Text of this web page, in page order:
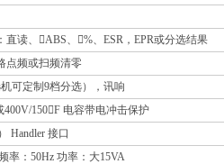
读、ABS、%、ESR，EPR或分选结果
点频或扫频清零
可定制9档分选），讯响
400V/150F 电容带电冲击保护
Handler 接口
率：50Hz 功率：大15VA